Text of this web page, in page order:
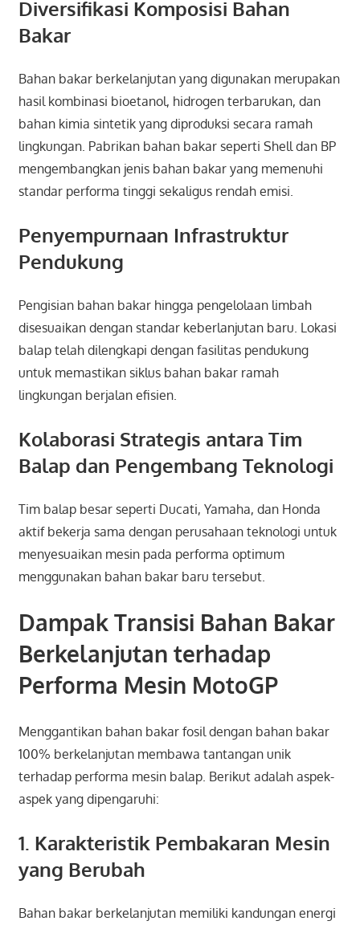
Diversifikasi Komposisi Bahan
Bakar
Bahan bakar berkelanjutan yang digunakan merupakan
hasil kombinasi bioetanol, hidrogen terbarukan, dan
bahan kimia sintetik yang diproduksi secara ramah
lingkungan. Pabrikan bahan bakar seperti Shell dan BP
mengembangkan jenis bahan bakar yang memenuhi
standar performa tinggi sekaligus rendah emisi.
Penyempurnaan Infrastruktur
Pendukung
Pengisian bahan bakar hingga pengelolaan limbah
disesuaikan dengan standar keberlanjutan baru. Lokasi
balap telah dilengkapi dengan fasilitas pendukung
untuk memastikan siklus bahan bakar ramah
lingkungan berjalan efisien.
Kolaborasi Strategis antara Tim
Balap dan Pengembang Teknologi
Tim balap besar seperti Ducati, Yamaha, dan Honda
aktif bekerja sama dengan perusahaan teknologi untuk
menyesuaikan mesin pada performa optimum
menggunakan bahan bakar baru tersebut.
Dampak Transisi Bahan Bakar
Berkelanjutan terhadap
Performa Mesin MotoGP
Menggantikan bahan bakar fosil dengan bahan bakar
100% berkelanjutan membawa tantangan unik
terhadap performa mesin balap. Berikut adalah aspek-
aspek yang dipengaruhi:
1. Karakteristik Pembakaran Mesin
yang Berubah
Bahan bakar berkelanjutan memiliki kandungan energi